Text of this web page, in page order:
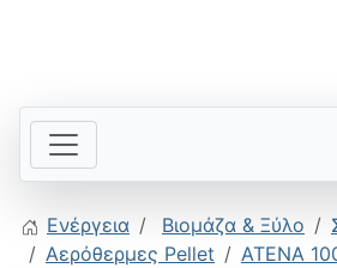
Ενέργεια Βιομάζα & Ξύλο
Αερόθερμες Pellet
ATENA